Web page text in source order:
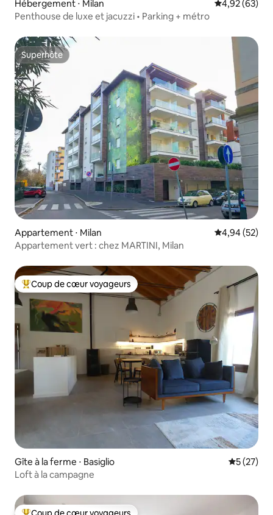
Hébergement ⋅ Milan Évaluation
4,92 (63)
Penthouse de luxe et jacuzzi • Parking + métro
Superhôte
Superhôte
Appartement ⋅ Milan Évaluation
4,94 (52)
Appartement vert : chez MARTINI, Milan
Coups de cœur voyageurs les plus appréciés
Coup de cœur voyageurs
Gîte à la ferme ⋅ Basiglio
5 (27)
Loft à la campagne